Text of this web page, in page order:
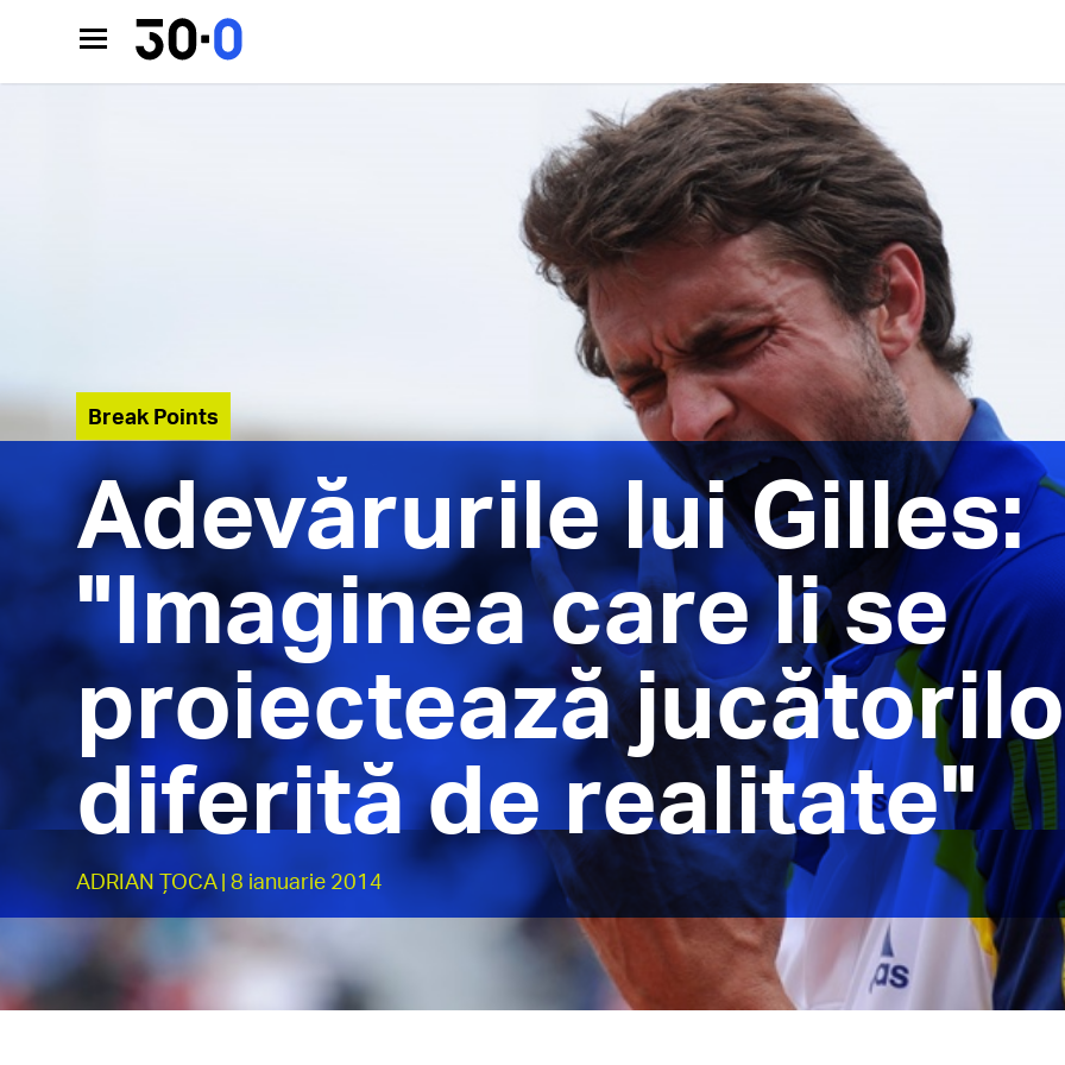
Break Points
Adevărurile lui Gilles:
"Imaginea care li se
proiectează
diferită de realitate"
ADRIAN ȚOCA| 8 ianuarie 2014